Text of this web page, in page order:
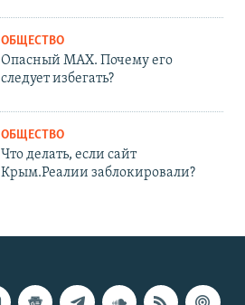
ОБЩЕСТВО
Опасный MAX. Почему его
следует избегать?
ОБЩЕСТВО
Что делать, если сайт
Крым.Реалии заблокировали?